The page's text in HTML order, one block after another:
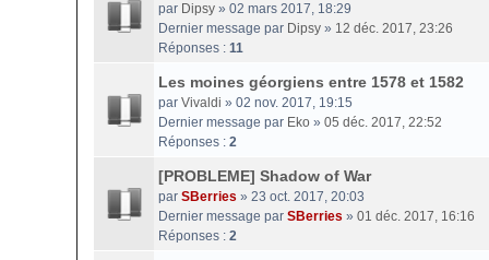
par Dipsy » 02 mars 2017, 18:29
Dernier message par Dipsy » 12 déc. 2017, 23:26
Réponses : 11
Les moines géorgiens entre 1578 et 1582
par Vivaldi » 02 nov. 2017, 19:15
Dernier message par Eko » 05 déc. 2017, 22:52
Réponses : 2
[PROBLEME] Shadow of War
par SBerries » 23 oct. 2017, 20:03
Dernier message par SBerries » 01 déc. 2017, 16:16
Réponses : 2